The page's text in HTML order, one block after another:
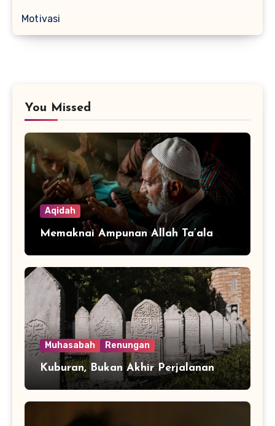
Motivasi
You Missed
Aqidah
Memaknai Ampunan Allah Ta’ala
Muhasabah Renungan
Kuburan, Bukan Akhir Perjalanan